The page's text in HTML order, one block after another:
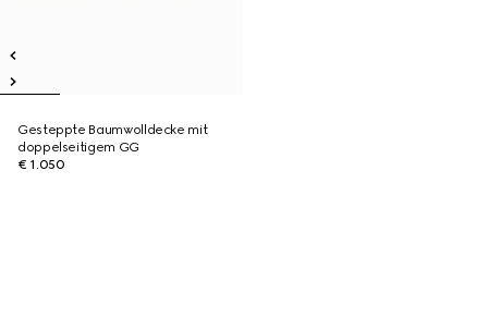
Gesteppte Baumwolldecke mit
doppelseitigem GG
€ 1.050